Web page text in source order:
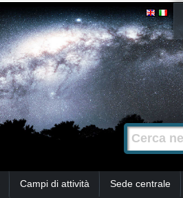
Cerca nel
Campi di attività Sede centrale